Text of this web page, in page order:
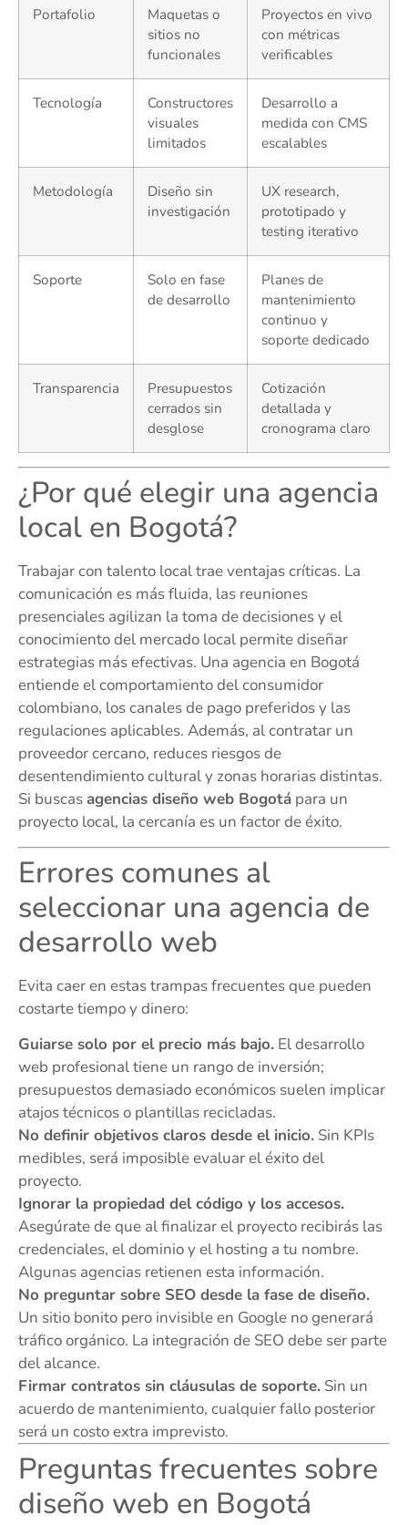
Portafolio
Maquetas o
sitios no
funcionales
Proyectos en vivo
con métricas
verificables
Tecnología
Constructores
visuales
limitados
Desarrollo a
medida con CMS
escalables
Metodología
Diseño sin
investigación
UX research,
prototipado y
testing iterativo
Soporte
Solo en fase
de desarrollo
Planes de
mantenimiento
continuo y
soporte dedicado
Transparencia
Presupuestos
cerrados sin
desglose
Cotización
detallada y
cronograma claro
¿Por qué elegir una agencia
local en Bogotá?
Trabajar con talento local trae ventajas críticas. La
comunicación es más fluida, las reuniones
presenciales agilizan la toma de decisiones y el
conocimiento del mercado local permite diseñar
estrategias más efectivas. Una agencia en Bogotá
entiende el comportamiento del consumidor
colombiano, los canales de pago preferidos y las
regulaciones aplicables. Además, al contratar un
proveedor cercano, reduces riesgos de
desentendimiento cultural y zonas horarias distintas.
Si buscasagencias diseño web Bogotá para un
proyecto local, la cercanía es un factor de éxito.
Errores comunes al
seleccionar una agencia de
desarrollo web
Evita caer en estas trampas frecuentes que pueden
costarte tiempo y dinero:
Guiarse solo por el precio más bajo. El desarrollo
web profesional tiene un rango de inversión;
presupuestos demasiado económicos suelen implicar
atajos técnicos o plantillas recicladas.
No definir objetivos claros desde el inicio. Sin KPIs
medibles, será imposible evaluar el éxito del
proyecto.
Ignorar la propiedad del código y los accesos.
Asegúrate de que al finalizar el proyecto recibirás las
credenciales, el dominio y el hosting a tu nombre.
Algunas agencias retienen esta información.
No preguntar sobre SEO desde la fase de diseño.
Un sitio bonito pero invisible en Google no generará
tráfico orgánico. La integración de SEO debe ser parte
del alcance.
Firmar contratos sin cláusulas de soporte. Sin un
acuerdo de mantenimiento, cualquier fallo posterior
será un costo extra imprevisto.
Preguntas frecuentes sobre
diseño web en Bogotá